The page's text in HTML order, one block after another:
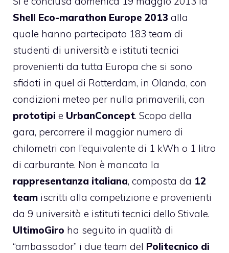
Shell Eco-marathon Europe 2013 alla
quale hanno partecipato 183 team di
studenti di università e istituti tecnici
provenienti da tutta Europa che si sono
sfidati in quel di Rotterdam, in Olanda, con
condizioni meteo per nulla primaverili, con
prototipi e UrbanConcept. Scopo della
gara, percorrere il maggior numero di
chilometri con l’equivalente di 1 kWh o 1 litro
di carburante. Non è mancata la
rappresentanza italiana, composta da 12
team iscritti alla competizione e provenienti
da 9 università e istituti tecnici dello Stivale.
UltimoGiro ha seguito in qualità di
“ambassador” i due team del Politecnico di